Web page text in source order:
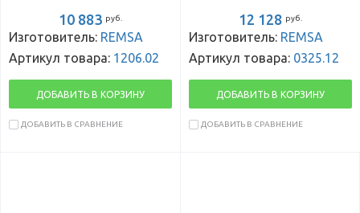
10 883 руб.
Изготовитель: REMSA
Артикул товара: 1206.02
ДОБАВИТЬ В КОРЗИНУ
ДОБАВИТЬ В СРАВНЕНИЕ
12 128 руб.
Изготовитель: REMSA
Артикул товара: 0325.12
ДОБАВИТЬ В КОРЗИНУ
ДОБАВИТЬ В СРАВНЕНИЕ